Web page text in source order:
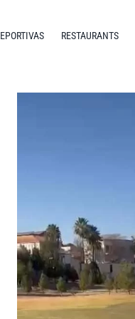
RESTAURANTS